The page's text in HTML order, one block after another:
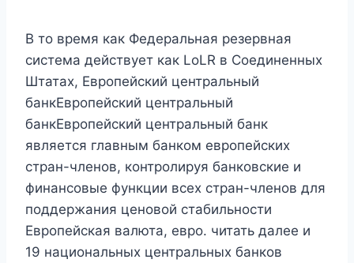
В то время как Федеральная резервная
система действует как LoLR в Соединенных
Штатах, Европейский центральный
банкЕвропейский центральный
банкЕвропейский центральный банк
является главным банком европейских
стран-членов, контролируя банковские и
финансовые функции всех стран-членов для
поддержания ценовой стабильности
Европейская валюта, евро. читать далее и
19 национальных центральных банков